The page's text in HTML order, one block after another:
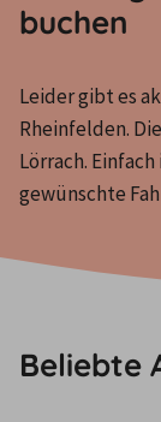
buchen
Leider gibt es
Rheinfelden.
Lörrach.
gewünschte
Beliebte